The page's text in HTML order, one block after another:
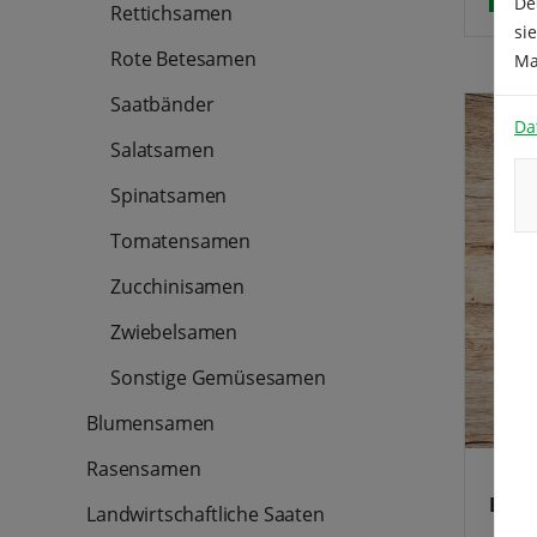
Rettichsamen
Rote Betesamen
Saatbänder
Salatsamen
Spinatsamen
Tomatensamen
Zucchinisamen
Zwiebelsamen
Sonstige Gemüsesamen
Blumensamen
Rasensamen
Landwirtschaftliche Saaten